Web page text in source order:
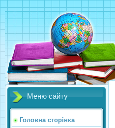
Меню сайту
Головна сторінка